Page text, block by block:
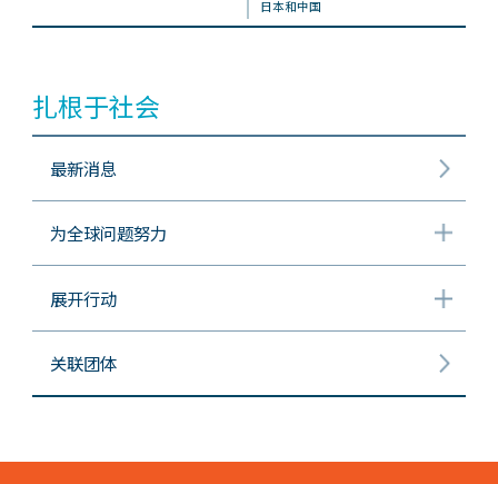
日本和中国
扎根于社会
最新消息
为全球问题努力
展开行动
关联团体